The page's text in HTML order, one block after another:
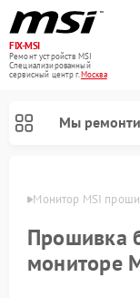
FIX-MSI
Ремонт устройств MSI
Специализированный
cервисный центр г.Москва
Мы
Монитор MSI
Прошивка
мониторе